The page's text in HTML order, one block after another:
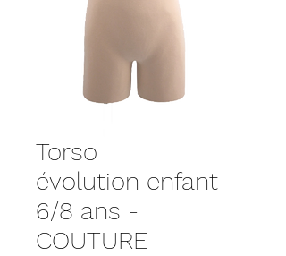
Torso
évolution enfant
6/8 ans -
COUTURE